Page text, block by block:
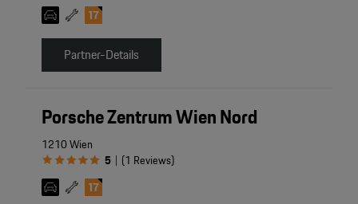
Partner-Details
Porsche Zentrum Wien Nord
1210 Wien
5 | (1 Reviews)